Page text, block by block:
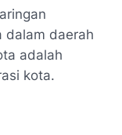
dalam daerah
adalah
kota.